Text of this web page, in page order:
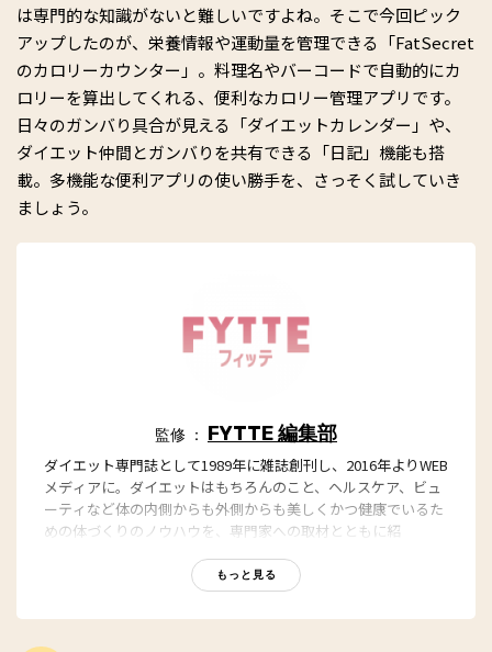
は専門的な知識がないと難しいですよね。そこで今回ピック
アップしたのが、栄養情報や運動量を管理できる「FatSecret
のカロリーカウンター」。料理名やバーコードで自動的にカ
ロリーを算出してくれる、便利なカロリー管理アプリです。
日々のガンバり具合が見える「ダイエットカレンダー」や、
ダイエット仲間とガンバりを共有できる「日記」機能も搭
載。多機能な便利アプリの使い勝手を、さっそく試していき
ましょう。
監修 ： FYTTE 編集部
ダイエット専門誌として1989年に雑誌創刊し、2016年よりWEB
メディアに。ダイエットはもちろんのこと、ヘルスケア、ビュ
ーティなど体の内側からも外側からも美しくかつ健康でいるた
めの体づくりのノウハウを、専門家への取材とともに紹
もに、編集部員も自らさまざまなヘルシーネタを日々お試し
もっと見る